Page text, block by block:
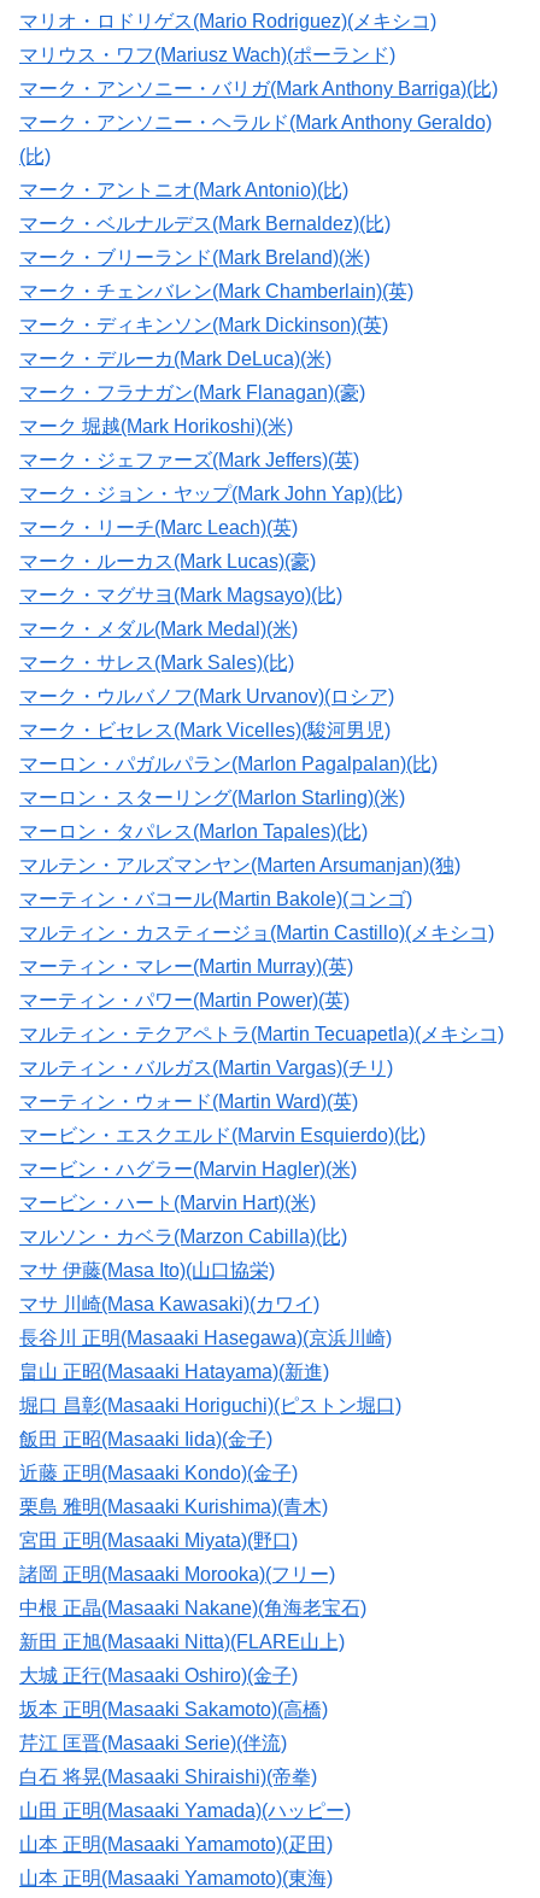
マリオ・ロドリゲス(Mario Rodriguez)(メキシコ)
マリウス・ワフ(Mariusz Wach)(ポーランド)
マーク・アンソニー・バリガ(Mark Anthony Barriga)(比)
マーク・アンソニー・ヘラルド(Mark Anthony Geraldo)
(比)
マーク・アントニオ(Mark Antonio)(比)
マーク・ベルナルデス(Mark Bernaldez)(比)
マーク・ブリーランド(Mark Breland)(米)
マーク・チェンバレン(Mark Chamberlain)(英)
マーク・ディキンソン(Mark Dickinson)(英)
マーク・デルーカ(Mark DeLuca)(米)
マーク・フラナガン(Mark Flanagan)(豪)
マーク 堀越(Mark Horikoshi)(米)
マーク・ジェファーズ(Mark Jeffers)(英)
マーク・ジョン・ヤップ(Mark John Yap)(比)
マーク・リーチ(Marc Leach)(英)
マーク・ルーカス(Mark Lucas)(豪)
マーク・マグサヨ(Mark Magsayo)(比)
マーク・メダル(Mark Medal)(米)
マーク・サレス(Mark Sales)(比)
マーク・ウルバノフ(Mark Urvanov)(ロシア)
マーク・ビセレス(Mark Vicelles)(駿河男児)
マーロン・パガルパラン(Marlon Pagalpalan)(比)
マーロン・スターリング(Marlon Starling)(米)
マーロン・タパレス(Marlon Tapales)(比)
マルテン・アルズマンヤン(Marten Arsumanjan)(独)
マーティン・バコール(Martin Bakole)(コンゴ)
マルティン・カスティージョ(Martin Castillo)(メキシコ)
マーティン・マレー(Martin Murray)(英)
マーティン・パワー(Martin Power)(英)
マルティン・テクアペトラ(Martin Tecuapetla)(メキシコ)
マルティン・バルガス(Martin Vargas)(チリ)
マーティン・ウォード(Martin Ward)(英)
マービン・エスクエルド(Marvin Esquierdo)(比)
マービン・ハグラー(Marvin Hagler)(米)
マービン・ハート(Marvin Hart)(米)
マルソン・カベラ(Marzon Cabilla)(比)
マサ 伊藤(Masa Ito)(山口協栄)
マサ 川崎(Masa Kawasaki)(カワイ)
長谷川 正明(Masaaki Hasegawa)(京浜川崎)
畠山 正昭(Masaaki Hatayama)(新進)
堀口 昌彰(Masaaki Horiguchi)(ピストン堀口)
飯田 正昭(Masaaki Iida)(金子)
近藤 正明(Masaaki Kondo)(金子)
栗島 雅明(Masaaki Kurishima)(青木)
宮田 正明(Masaaki Miyata)(野口)
諸岡 正明(Masaaki Morooka)(フリー)
中根 正晶(Masaaki Nakane)(角海老宝石)
新田 正旭(Masaaki Nitta)(FLARE山上)
大城 正行(Masaaki Oshiro)(金子)
坂本 正明(Masaaki Sakamoto)(高橋)
芹江 匡晋(Masaaki Serie)(伴流)
白石 将晃(Masaaki Shiraishi)(帝拳)
山田 正明(Masaaki Yamada)(ハッピー)
山本 正明(Masaaki Yamamoto)(疋田)
山本 正明(Masaaki Yamamoto)(東海)